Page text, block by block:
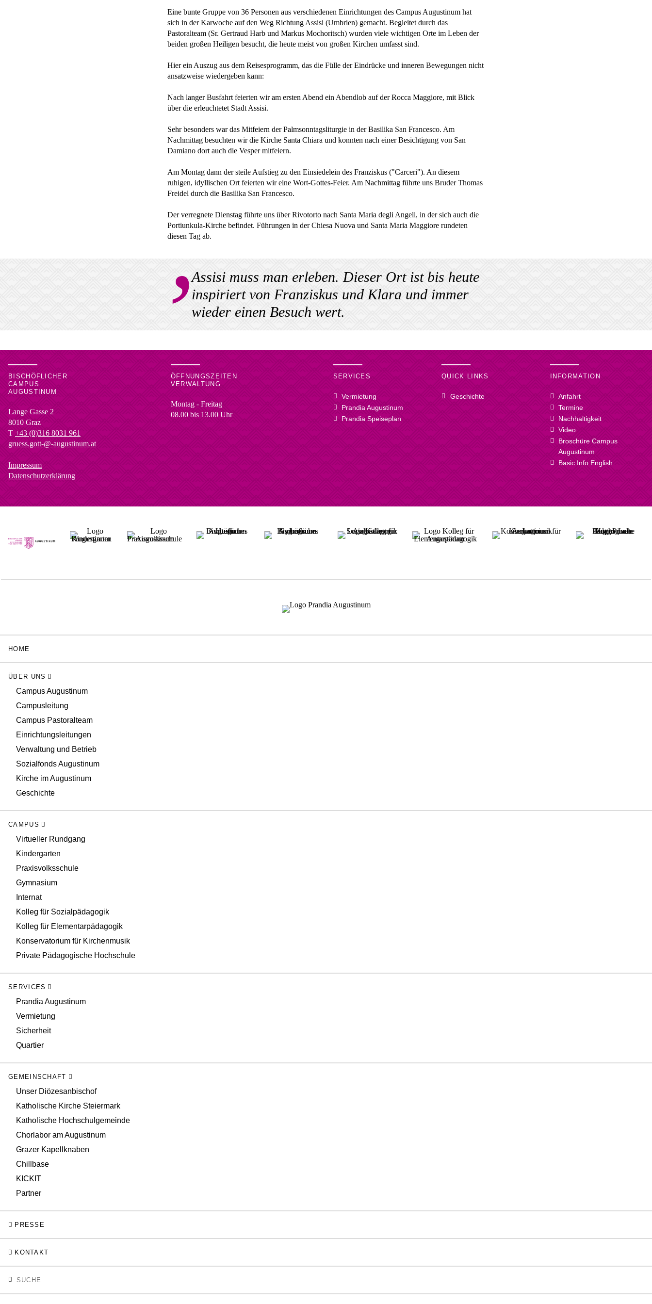
Eine bunte Gruppe von 36 Personen aus verschiedenen Einrichtungen des Campus Augustinum hat
sich in der Karwoche auf den Weg Richtung Assisi (Umbrien) gemacht. Begleitet durch das
Pastoralteam (Sr. Gertraud Harb und Markus Mochoritsch) wurden viele wichtigen Orte im Leben der
beiden großen Heiligen besucht, die heute meist von großen Kirchen umfasst sind.
Hier ein Auszug aus dem Reisesprogramm, das die Fülle der Eindrücke und inneren Bewegungen nicht
ansatzweise wiedergeben kann:
Nach langer Busfahrt feierten wir am ersten Abend ein Abendlob auf der Rocca Maggiore, mit Blick
über die erleuchtetet Stadt Assisi.
Sehr besonders war das Mitfeiern der Palmsonntagsliturgie in der Basilika San Francesco. Am
Nachmittag besuchten wir die Kirche Santa Chiara und konnten nach einer Besichtigung von San
Damiano dort auch die Vesper mitfeiern.
Am Montag dann der steile Aufstieg zu den Einsiedelein des Franziskus ("Carceri"). An diesem
ruhigen, idyllischen Ort feierten wir eine Wort-Gottes-Feier. Am Nachmittag führte uns Bruder Thomas
Freidel durch die Basilika San Francesco.
Der verregnete Dienstag führte uns über Rivotorto nach Santa Maria degli Angeli, in der sich auch die
Portiunkula-Kirche befindet. Führungen in der Chiesa Nuova und Santa Maria Maggiore rundeten
diesen Tag ab.
Assisi muss man erleben. Dieser Ort ist bis heute
inspiriert von Franziskus und Klara und immer
wieder einen Besuch wert.
BISCHÖFLICHER
CAMPUS
AUGUSTINUM
Lange Gasse 2
8010 Graz
T +43 (0)316 8031 961
gruess.gott-@-augustinum.at
Impressum
Datenschutzerklärung
ÖFFNUNGSZEITEN
VERWALTUNG
Montag - Freitag
08.00 bis 13.00 Uhr
SERVICES
Vermietung
Prandia Augustinum
Prandia Speiseplan
QUICK LINKS
Geschichte
INFORMATION
Anfahrt
Termine
Nachhaltigkeit
Video
Broschüre Campus
Augustinum
Basic Info English
HOME
ÜBER UNS
Campus Augustinum
Campusleitung
Campus Pastoralteam
Einrichtungsleitungen
Verwaltung und Betrieb
Sozialfonds Augustinum
Kirche im Augustinum
Geschichte
CAMPUS
Virtueller Rundgang
Kindergarten
Praxisvolksschule
Gymnasium
Internat
Kolleg für Sozialpädagogik
Kolleg für Elementarpädagogik
Konservatorium für Kirchenmusik
Private Pädagogische Hochschule
SERVICES
Prandia Augustinum
Vermietung
Sicherheit
Quartier
GEMEINSCHAFT
Unser Diözesanbischof
Katholische Kirche Steiermark
Katholische Hochschulgemeinde
Chorlabor am Augustinum
Grazer Kapellknaben
Chillbase
KICKIT
Partner
PRESSE
KONTAKT